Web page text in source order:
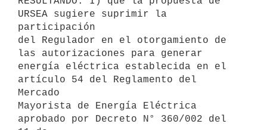
URSEA sugiere suprimir la
participación
del Regulador en el otorgamiento de
las autorizaciones para generar
energía eléctrica establecida en el
artículo 54 del Reglamento del
Mercado
Mayorista de Energía Eléctrica
aprobado por Decreto N° 360/002 del